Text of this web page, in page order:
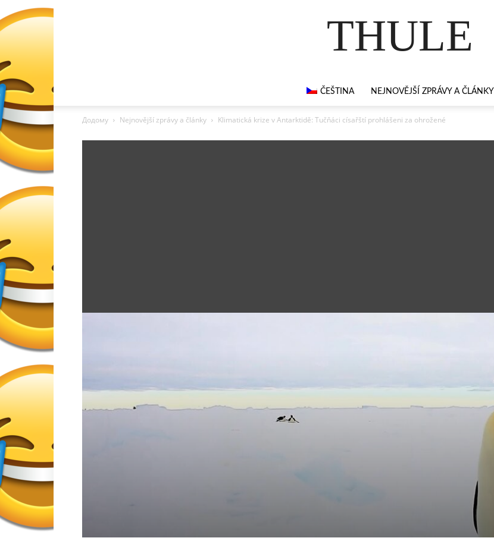
THULE
ČEŠTINA NEJNOVĚJŠÍ ZPRÁVY A ČLÁNKY
Додому Nejnovější zprávy a články Klimatická krize v Antarktidě: Tučňáci císařští prohlášeni za ohrožené